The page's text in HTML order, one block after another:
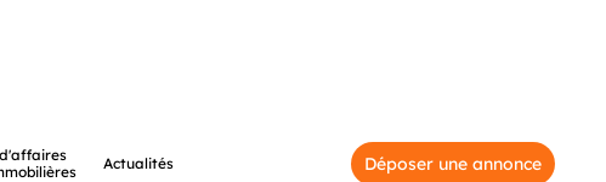
Actualités Déposer une annonce